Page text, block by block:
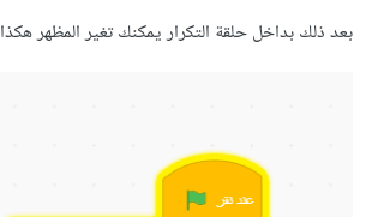
بعد ذلك بداخل حلقة التكرار يمكنك تغير المظهر هكذا